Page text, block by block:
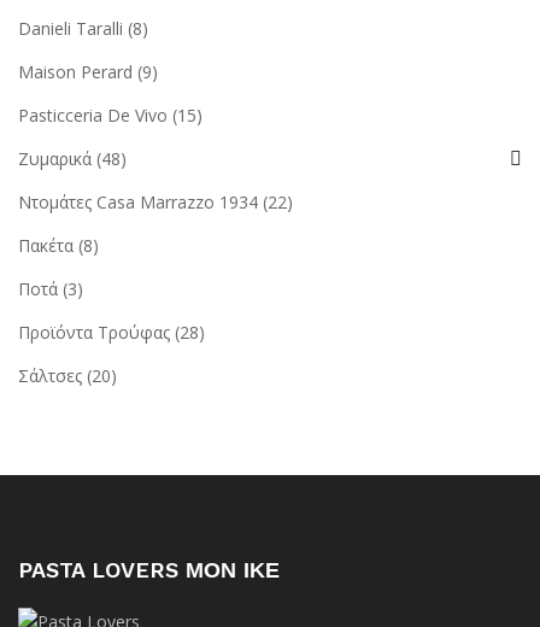
Danieli Taralli (8)
Maison Perard (9)
Pasticceria De Vivo (15)
Ζυμαρικά (48)
Ντομάτες Casa Marrazzo 1934 (22)
Πακέτα (8)
Ποτά (3)
Προϊόντα Τρούφας (28)
Σάλτσες (20)
PASTA LOVERS ΜΟΝ ΙΚΕ